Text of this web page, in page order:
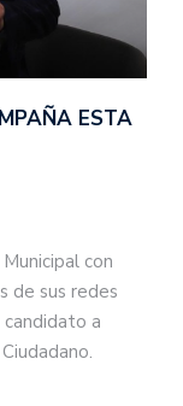
ESTA
con
de sus redes
candidato a